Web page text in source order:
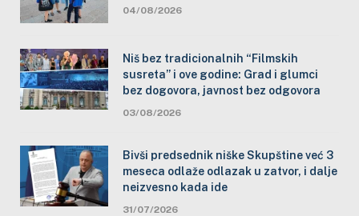
04/08/2026
Niš bez tradicionalnih “Filmskih
susreta” i ove godine: Grad i glumci
bez dogovora, javnost bez odgovora
03/08/2026
Bivši predsednik niške Skupštine već 3
meseca odlaže odlazak u zatvor, i dalje
neizvesno kada ide
31/07/2026